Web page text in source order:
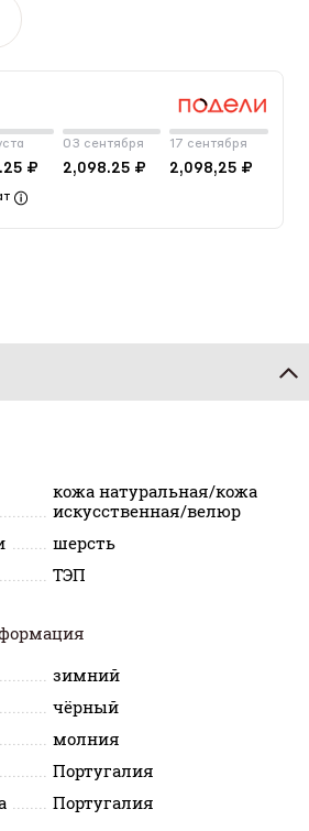
₽
03 сентября
2,098.25 ₽
17 сентября
2,098,25 ₽
кожа натуральная/кожа
искусственная/велюр
шерсть
ТЭП
зимний
чёрный
молния
Португалия
Португалия